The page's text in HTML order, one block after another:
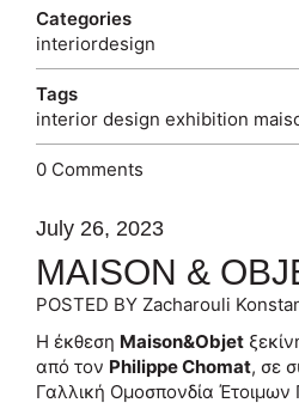
Categories
interiordesign
Tags
interior design exhibition
0 Comments
July 26, 2023
MAISON &
POSTED BY Zacharouli
Η έκθεση Maison&Objet
από τον Philippe Chomat, σε
Γαλλική Ομοσπονδία